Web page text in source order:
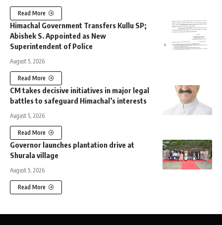
Read More
Himachal Government Transfers Kullu SP;
Abishek S. Appointed as New
Superintendent of Police
August 5, 2026
Read More
CM takes decisive initiatives in major legal
battles to safeguard Himachal’s interests
August 5, 2026
Read More
Governor launches plantation drive at
Shurala village
August 5, 2026
Read More